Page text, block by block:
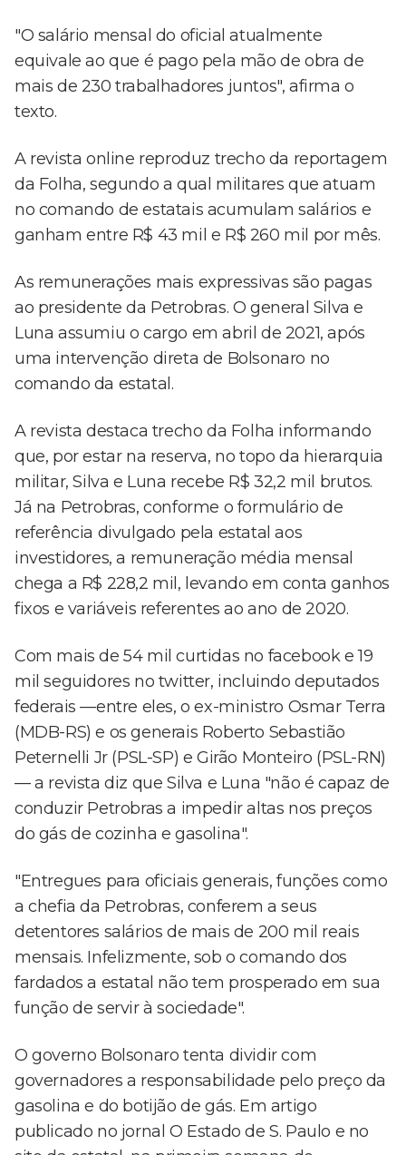
"O salário mensal do oficial atualmente
equivale ao que é pago pela mão de obra de
mais de 230 trabalhadores juntos", afirma o
texto.
A revista online reproduz trecho da reportagem
da Folha, segundo a qual militares que atuam
no comando de estatais acumulam salários e
ganham entre R$ 43 mil e R$ 260 mil por mês.
As remunerações mais expressivas são pagas
ao presidente da Petrobras. O general Silva e
Luna assumiu o cargo em abril de 2021, após
uma intervenção direta de Bolsonaro no
comando da estatal.
A revista destaca trecho da Folha informando
que, por estar na reserva, no topo da hierarquia
militar, Silva e Luna recebe R$ 32,2 mil brutos.
Já na Petrobras, conforme o formulário de
referência divulgado pela estatal aos
investidores, a remuneração média mensal
chega a R$ 228,2 mil, levando em conta ganhos
fixos e variáveis referentes ao ano de 2020.
Com mais de 54 mil curtidas no facebook e 19
mil seguidores no twitter, incluindo deputados
federais —entre eles, o ex-ministro Osmar Terra
(MDB-RS) e os generais Roberto Sebastião
Peternelli Jr (PSL-SP) e Girão Monteiro (PSL-RN)
— a revista diz que Silva e Luna "não é capaz de
conduzir Petrobras a impedir altas nos preços
do gás de cozinha e gasolina".
"Entregues para oficiais generais, funções como
a chefia da Petrobras, conferem a seus
detentores salários de mais de 200 mil reais
mensais. Infelizmente, sob o comando dos
fardados a estatal não tem prosperado em sua
função de servir à sociedade".
O governo Bolsonaro tenta dividir com
governadores a responsabilidade pelo preço da
gasolina e do botijão de gás. Em artigo
publicado no jornal O Estado de S. Paulo e no